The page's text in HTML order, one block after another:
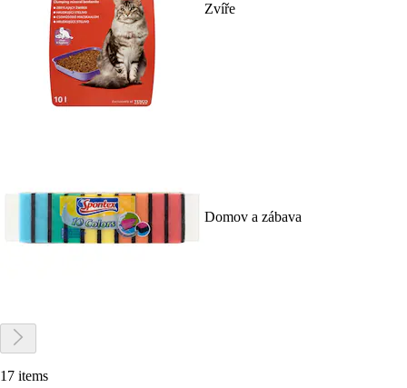
Zvíře
Domov a zábava
17 items